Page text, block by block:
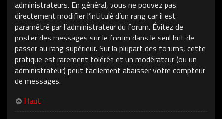
administrateurs. En général, vous ne pouvez pas
directement modifier l’intitulé d’un rang car il est
paramétré par l’administrateur du forum. Évitez de
poster des messages sur le forum dans le seul but de
passer au rang supérieur. Sur la plupart des forums, cette
pratique est rarement tolérée et un modérateur (ou un
administrateur) peut facilement abaisser votre compteur
de messages.
Haut